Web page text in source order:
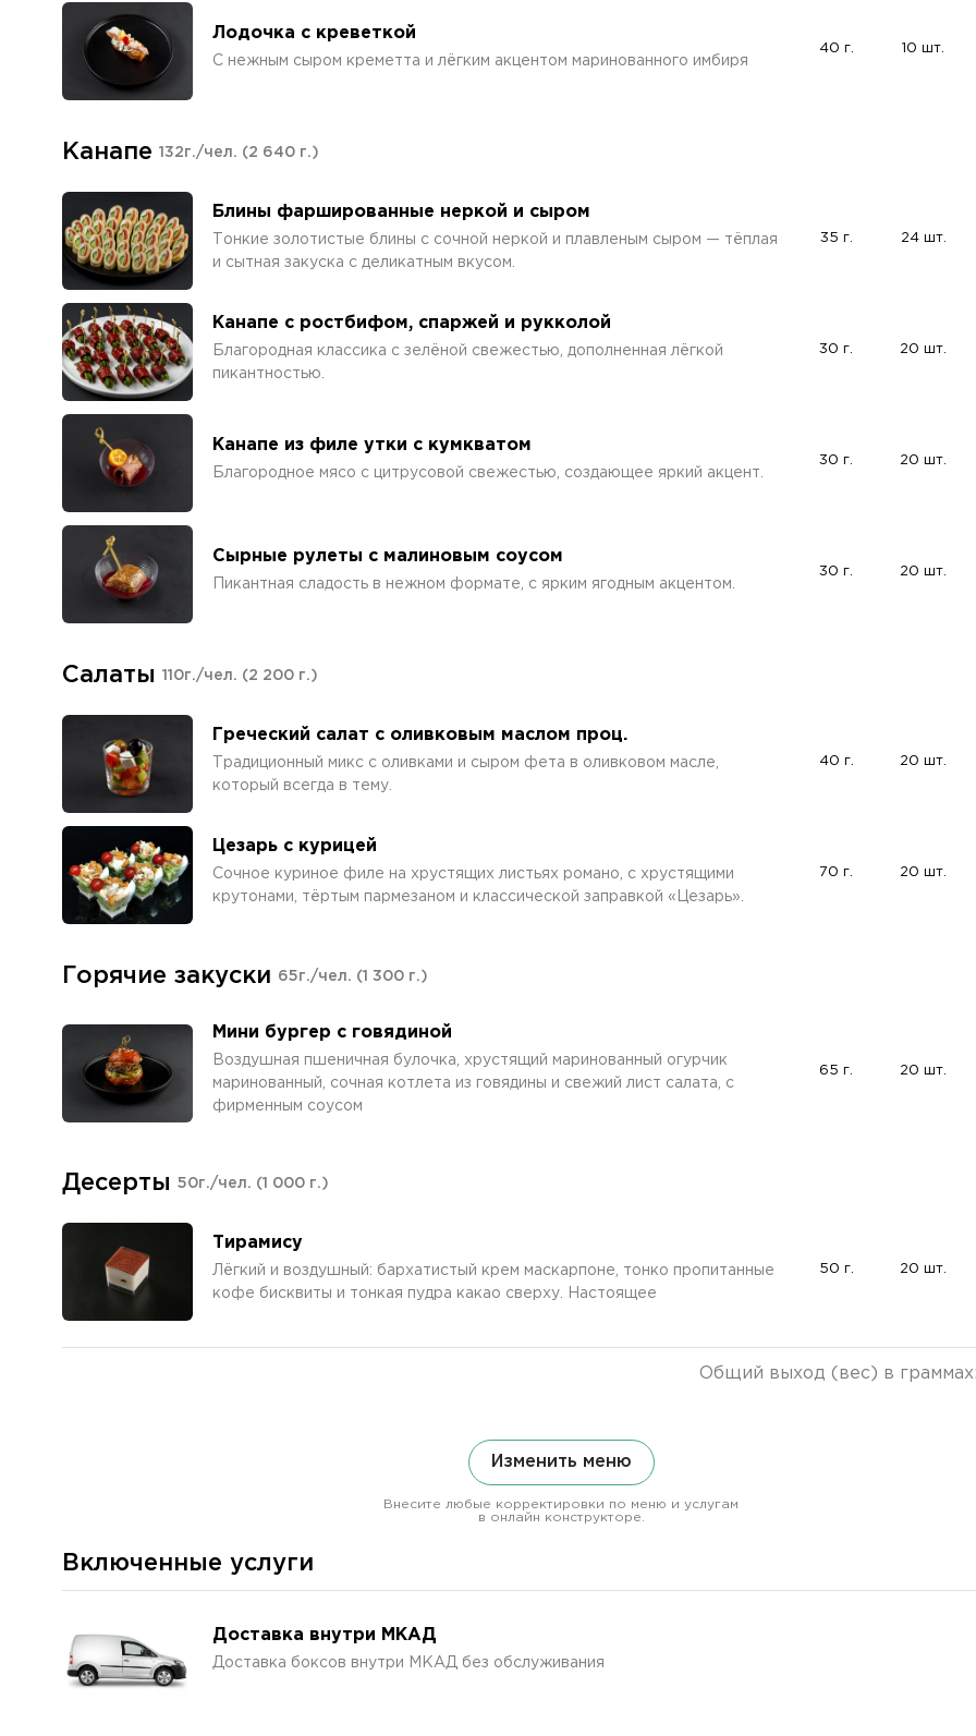
Лодочка с креветкой
С нежным сыром креметта и лёгким акцентом маринованного имбиря
40 г. 10 шт.
Канапе 132г./чел. (2 640 г.)
Блины фаршированные неркой и сыром
Тонкие золотистые блины с сочной неркой и плавленым сыром — тёплая
и сытная закуска с деликатным вкусом.
35 г. 24 шт.
Канапе с ростбифом, спаржей и рукколой
Благородная классика с зелёной свежестью, дополненная лёгкой
пикантностью.
30 г. 20 шт.
Канапе из филе утки с кумкватом
Благородное мясо с цитрусовой свежестью, создающее яркий акцент.
30 г. 20 шт.
Сырные рулеты с малиновым соусом
Пикантная сладость в нежном формате, с ярким ягодным акцентом.
30 г. 20 шт.
Салаты 110г./чел. (2 200 г.)
Греческий салат с оливковым маслом проц.
Традиционный микс с оливками и сыром фета в оливковом масле,
который всегда в тему.
40 г. 20 шт.
Цезарь с курицей
Сочное куриное филе на хрустящих листьях романо, с хрустящими
крутонами, тёртым пармезаном и классической заправкой «Цезарь».
70 г. 20 шт.
Горячие закуски 65г./чел. (1 300 г.)
Мини бургер с говядиной
Воздушная пшеничная булочка, хрустящий маринованный огурчик
маринованный, сочная котлета из говядины и свежий лист салата, с
фирменным соусом
65 г. 20 шт.
Десерты 50г./чел. (1 000 г.)
Тирамису
Лёгкий и воздушный: бархатистый крем маскарпоне, тонко пропитанные
кофе бисквиты и тонкая пудра какао сверху. Настоящее
50 г. 20 шт.
Общий выход (вес) в граммах:
Изменить меню
Внесите любые корректировки по меню и услугам
в онлайн конструкторе.
Включенные услуги
Доставка внутри МКАД
Доставка боксов внутри МКАД без обслуживания